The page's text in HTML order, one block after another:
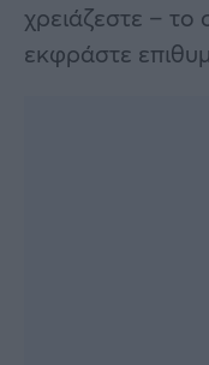
χρειάζεστε –
εκφράστε